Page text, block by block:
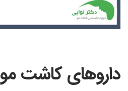
داروهای کاشت مو